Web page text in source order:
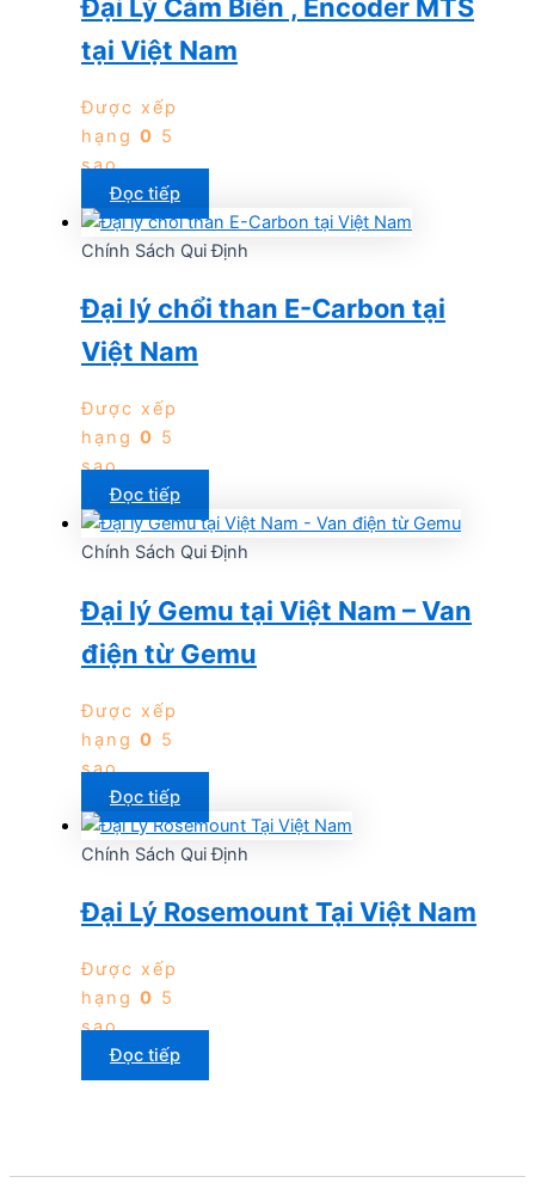
Đại Lý Cảm Biến , Encoder MTS
tại Việt Nam
Được xếp
hạng 0 5
sao
Đọc tiếp
Chính Sách Qui Định
Đại lý chổi than E-Carbon tại
Việt Nam
Được xếp
hạng 0 5
sao
Đọc tiếp
Chính Sách Qui Định
Đại lý Gemu tại Việt Nam – Van
điện từ Gemu
Được xếp
hạng 0 5
sao
Đọc tiếp
Chính Sách Qui Định
Đại Lý Rosemount Tại Việt Nam
Được xếp
hạng 0 5
sao
Đọc tiếp